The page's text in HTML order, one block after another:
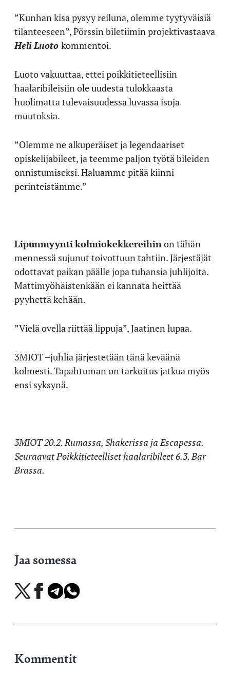
”Kunhan kisa pysyy reiluna, olemme tyytyväisiä
tilanteeseen”, Pörssin biletiimin projektivastaava
Heli Luoto kommentoi.
Luoto vakuuttaa, ettei poikkitieteellisiin
haalaribileisiin ole uudesta tulokkaasta
huolimatta tulevaisuudessa luvassa isoja
muutoksia.
”Olemme ne alkuperäiset ja legendaariset
opiskelijabileet, ja teemme paljon työtä bileiden
onnistumiseksi. Haluamme pitää kiinni
perinteistämme.”
Lipunmyynti kolmiokekkereihin on tähän
mennessä sujunut toivottuun tahtiin. Järjestäjät
odottavat paikan päälle jopa tuhansia juhlijoita.
Mattimyöhäistenkään ei kannata heittää
pyyhettä kehään.
”Vielä ovella riittää lippuja”, Jaatinen lupaa.
3MIOT –juhlia järjestetään tänä keväänä
kolmesti. Tapahtuman on tarkoitus jatkua myös
ensi syksynä.
3MIOT 20.2. Rumassa, Shakerissa ja Escapessa.
Seuraavat Poikkitieteelliset haalaribileet 6.3. Bar
Brassa.
Jaa somessa
Jaa
X-
Jaa
Facebookissa
Jaa
Telegramissa
Jaa
WhatsAppissa
Kommentit